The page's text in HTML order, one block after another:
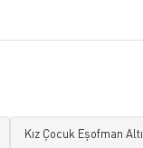
Kız Çocuk Eşofman Altı